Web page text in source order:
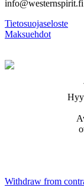
info@westernspirit.fi
Tietosuojaseloste
Maksuehdot
Withdraw from